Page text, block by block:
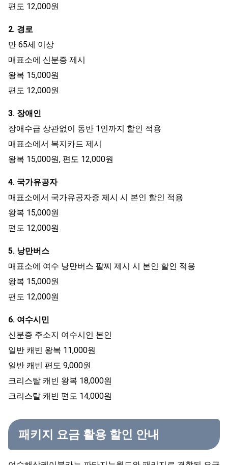
편도 12,000원
2. 경로
만 65세 이상
매표소에 신분증 제시
왕복 15,000원
편도 12,000원
3. 장애인
장애수급 상관없이 동반 1인까지 할인 적용
매표소에서 복지카드 제시
왕복 15,000원, 편도 12,000원
4. 국가유공자
매표소에서 국가유공자증 제시 시 본인 할인 적용
왕복 15,000원
편도 12,000원
5. 낭만버스
매표소에 여수 낭만버스 팔찌 제시 시 본인 할인 적용
왕복 15,000원
편도 12,000원
6. 여수시민
신분증 주소지 여수시인 본인
일반 캐빈 왕복 11,000원
일반 캐빈 편도 9,000원
크리스탈 캐빈 왕복 18,000원
크리스탈 캐빈 편도 14,000원
패키지 요금 활용 할인 안내